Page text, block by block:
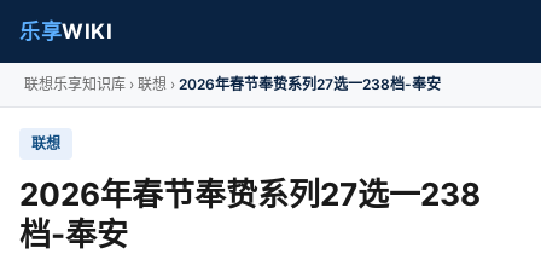
乐享WIKI
联想乐享知识库 联想 2026年春节奉贽系列27选一238档-奉安
联想
2026年春节奉贽系列27选一238
档-奉安